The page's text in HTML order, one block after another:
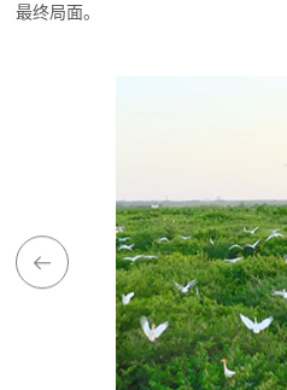
最终局面。